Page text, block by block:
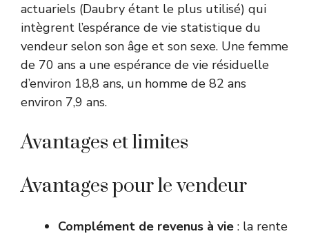
actuariels (Daubry étant le plus utilisé) qui
intègrent l’espérance de vie statistique du
vendeur selon son âge et son sexe. Une femme
de 70 ans a une espérance de vie résiduelle
d’environ 18,8 ans, un homme de 82 ans
environ 7,9 ans.
Avantages et limites
Avantages pour le vendeur
Complément de revenus à vie : la rente